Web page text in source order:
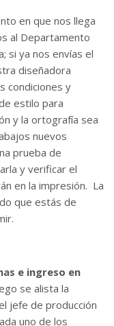
en que nos llega
al Departamento
si ya nos envías el
diseñadora
condiciones y
estilo para
y la ortografía sea
nuevos
prueba de
y verificar el
en la impresión. La
que estás de
e ingreso en
se alista la
jefe de producción
uno de los